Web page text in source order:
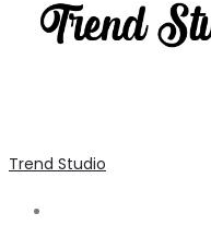
Trend Studio